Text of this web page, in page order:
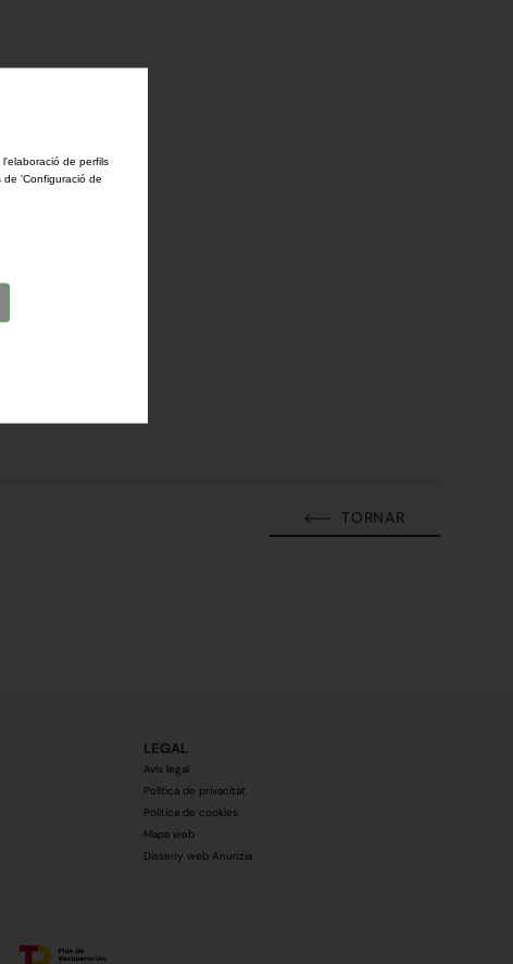
TORNAR
LEGAL
Avís legal
Política de privacitat
Política de cookies
Mapa web
Disseny web Anunzia
de perfils
'Configuració de